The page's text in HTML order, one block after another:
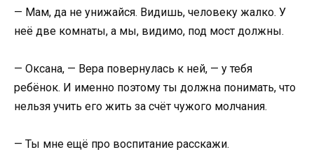
— Мам, да не унижайся. Видишь, человеку жалко. У
неё две комнаты, а мы, видимо, под мост должны.
— Оксана, — Вера повернулась к ней, — у тебя
ребёнок. И именно поэтому ты должна понимать, что
нельзя учить его жить за счёт чужого молчания.
— Ты мне ещё про воспитание расскажи.